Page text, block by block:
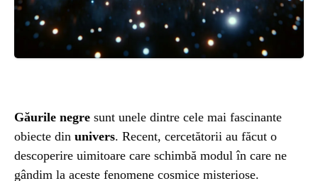
Găurile negre sunt unele dintre cele mai fascinante
obiecte din univers. Recent, cercetătorii au făcut o
descoperire uimitoare care schimbă modul în care ne
gândim la aceste fenomene cosmice misteriose.
ANIMALE
OAMENI
INSTALEAZ
A